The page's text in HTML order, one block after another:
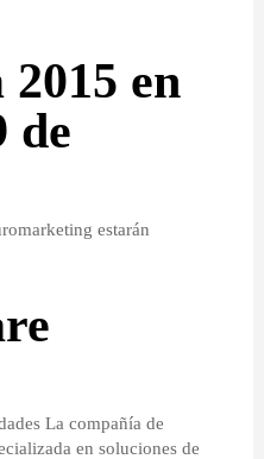
en
de
estarán
La compañía de
en soluciones de